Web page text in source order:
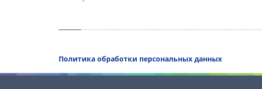
Политика обработки персональных данных